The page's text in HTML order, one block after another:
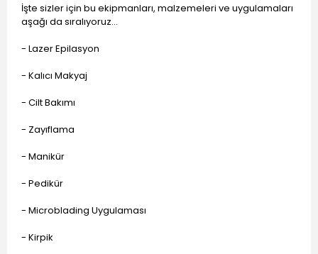
İşte sizler için bu ekipmanları, malzemeleri ve uygulamaları
aşağı da sıralıyoruz...
- Lazer Epilasyon
- Kalıcı Makyaj
- Cilt Bakımı
- Zayıflama
- Manikür
- Pedikür
- Microblading Uygulaması
- Kirpik